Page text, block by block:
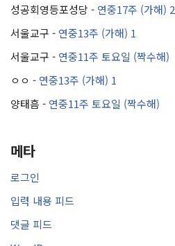
성공회영등포성당 - 연중17주 (가해) 2
서울교구 - 연중13주 (가해) 1
서울교구 - 연중11주 토요일 (짝수해)
ㅇㅇ - 연중13주 (가해) 1
양태흠 - 연중11주 토요일 (짝수해)
메타
로그인
입력 내용 피드
댓글 피드